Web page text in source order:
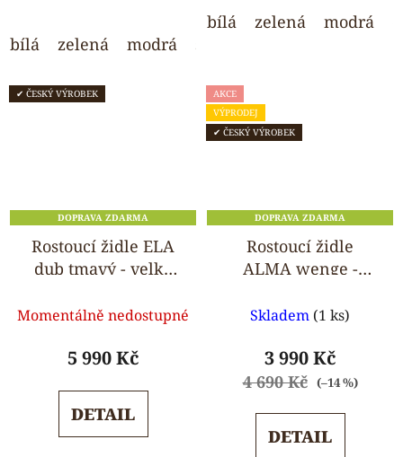
bílá zelená modrá světle šedá
bílá zelená modrá
✔ ČESKÝ VÝROBEK
DOPRAVA ZDARMA
Rostoucí židle ELA
dub tmavý - velký
hodnocení
produktu
5,0
z
Momentálně nedostupné
5 990 Kč
DETAIL
AKCE
VÝPRODEJ
✔ ČESKÝ VÝROBEK
DOPRAVA ZDARMA
Rostoucí židle
ALMA wenge -
hodnocení
produktu
je
5
Skladem (1 ks)
3 990 Kč
4 690 Kč (–14 %)
DETAIL